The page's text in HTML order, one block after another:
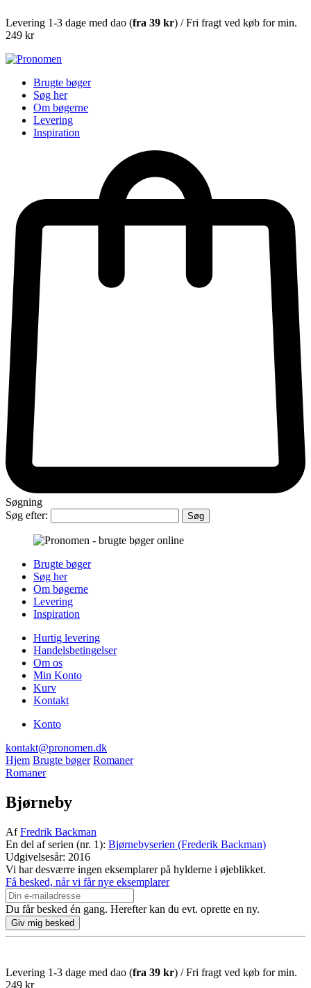
Levering 1-3 dage med dao (fra 39 kr) / Fri fragt ved køb for min.
249 kr
Brugte bøger
Søg her
Om bøgerne
Levering
Inspiration
Søgning
Søg efter:
Brugte bøger
Søg her
Om bøgerne
Levering
Inspiration
Hurtig levering
Handelsbetingelser
Om os
Min Konto
Kurv
Kontakt
Konto
kontakt@pronomen.dk
Hjem Brugte bøger Romaner
Romaner
Bjørneby
AfFredrik Backman
En del af serien (nr. 1): Bjørnebyserien (Frederik Backman)
Udgivelsesår: 2016
Vi har desværre ingen eksemplarer på hylderne i øjeblikket.
Få besked, når vi får nye eksemplarer
Du får besked én gang. Herefter kan du evt. oprette en ny.
Levering 1-3 dage med dao (fra 39 kr) / Fri fragt ved køb for min.
249 kr